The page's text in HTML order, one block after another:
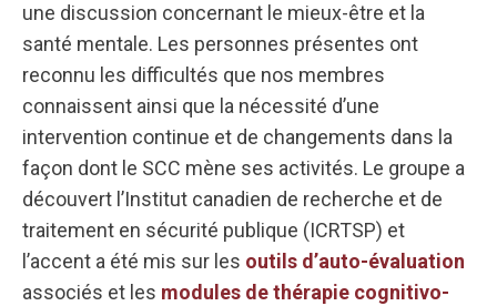
une discussion concernant le mieux-être et la
santé mentale. Les personnes présentes ont
reconnu les difficultés que nos membres
connaissent ainsi que la nécessité d’une
intervention continue et de changements dans la
façon dont le SCC mène ses activités. Le groupe a
découvert l’Institut canadien de recherche et de
traitement en sécurité publique (ICRTSP) et
l’accent a été mis sur les outils d’auto-évaluation
associés et les modules de thérapie cognitivo-